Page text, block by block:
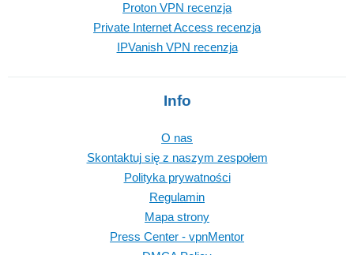
Proton VPN recenzja
Private Internet Access recenzja
IPVanish VPN recenzja
Info
O nas
Skontaktuj się z naszym zespołem
Polityka prywatności
Regulamin
Mapa strony
Press Center - vpnMentor